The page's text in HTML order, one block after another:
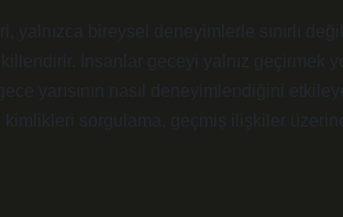
yalnızca bireysel deneyimlerle sınırlı
İnsanlar geceyi yalnız geçirmek
yarısının nasıl deneyimlendiğini
kimlikleri sorgulama, geçmiş ilişkiler